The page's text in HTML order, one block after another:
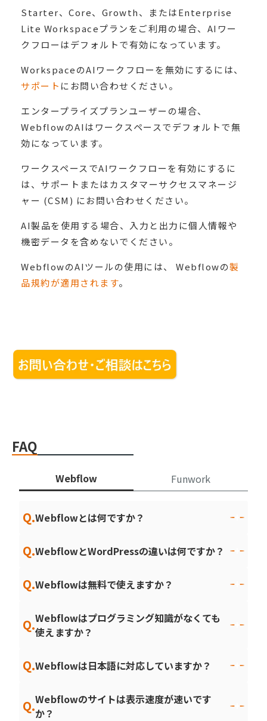
Starter、Core、Growth、またはEnterprise
Lite Workspaceプランをご利用の場合、AIワー
クフローはデフォルトで有効になっています。
WorkspaceのAIワークフローを無効にするには、
サポート にお問い合わせください。
エンタープライズプランユーザーの場合、
WebflowのAIはワークスペースでデフォルトで無
効になっています。
ワークスペースでAIワークフローを有効にするに
は、サポートまたはカスタマーサクセスマネージ
ャー (CSM) にお問い合わせください。
AI製品を使用する場合、入力と出力に個人情報や
機密データを含めないでください。
WebflowのAIツールの使用には、 Webflowの製
品規約が適用されます。
FAQ
Webflow Funwork
Q.Webflowとは何ですか？
Q.WebflowとWordPressの違いは何ですか？
Q.Webflowは無料で使えますか？
Q.Webflowはプログラミング知識がなくても
使えますか？
Q.Webflowは日本語に対応していますか？
Q.Webflowのサイトは表示速度が速いです
か？